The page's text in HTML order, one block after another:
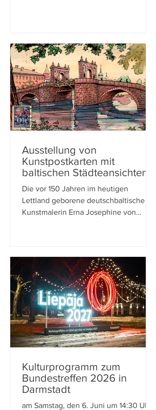
Samstagvormittag werden wir
gemeinsam einen Ausflug zum
Arithmeum in Bonn machen, wo wir
anhand historischer Exponate und
Kunstschätze etwas über die
Geschichte der „Rechenmaschinen“
vom Zweistromland im Altertum bis zur
KI erfahren we
Ausstellung von
Kunstpostkarten mit
baltischen Städteansichten
von Erna Josephine von
Deeters (1876 – 1961) im
Haus der Deutsch-Balten
Die vor 150 Jahren im heutigen
Lettland geborene deutschbaltische
Kunstmalerin Erna Josephine von
Blumenstillleben und Landschaften.
Tallinn/Reval: Das Rathaus In der Mitte
der 1920er bis in die späten 1930er
Jahre hat die Künstlerin aber auch
Städteansichts-Motive aus Estland und
Lettland gestaltet, die als
Kunstpostkarten überwiegend in der
Estländischen Staatsdrucke
Kulturprogramm zum
Bundestreffen 2026 in
Darmstadt
am Samstag, den 6. Juni um 14:30 Uhr: